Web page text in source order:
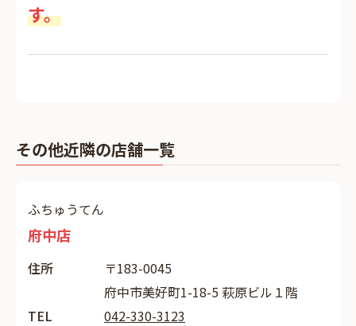
す。
その他近隣の店舗一覧
ふちゅうてん
府中店
住所
〒183-0045
府中市美好町1-18-5 萩原ビル１階
TEL
042-330-3123